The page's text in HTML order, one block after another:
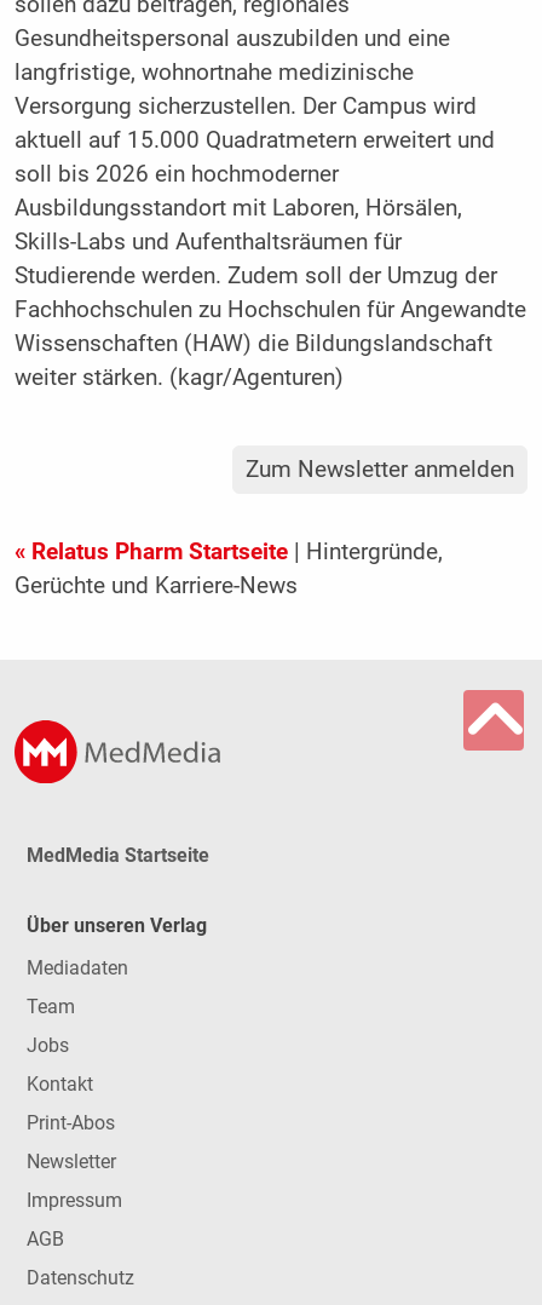
sollen dazu beitragen, regionales
Gesundheitspersonal auszubilden und eine
langfristige, wohnortnahe medizinische
Versorgung sicherzustellen. Der Campus wird
aktuell auf 15.000 Quadratmetern erweitert und
soll bis 2026 ein hochmoderner
Ausbildungsstandort mit Laboren, Hörsälen,
Skills-Labs und Aufenthaltsräumen für
Studierende werden. Zudem soll der Umzug der
Fachhochschulen zu Hochschulen für Angewandte
Wissenschaften (HAW) die Bildungslandschaft
weiter stärken. (kagr/Agenturen)
Zum Newsletter anmelden
« Relatus Pharm Startseite| Hintergründe,
Gerüchte und Karriere-News
MedMedia Startseite
Über unseren Verlag
Mediadaten
Team
Jobs
Kontakt
Print-Abos
Newsletter
Impressum
AGB
Datenschutz